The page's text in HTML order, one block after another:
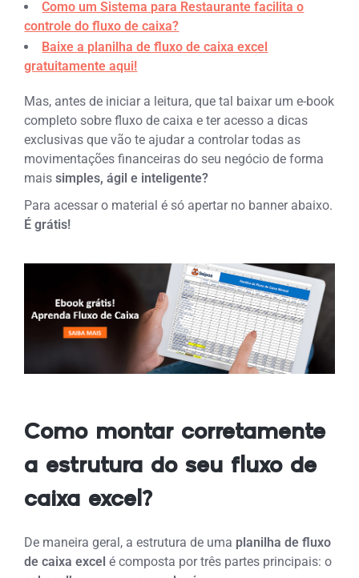
Como um Sistema para Restaurante facilita o
controle do fluxo de caixa?
Baixe a planilha de fluxo de caixa excel
gratuitamente aqui!
Mas, antes de iniciar a leitura, que tal baixar um e-book
completo sobre fluxo de caixa e ter acesso a dicas
exclusivas que vão te ajudar a controlar todas as
movimentações financeiras do seu negócio de forma
maissimples, ágil e inteligente?
Para acessar o material é só apertar no banner abaixo.
É grátis!
Como montar corretamente
a estrutura do seu fluxo de
caixa excel?
De maneira geral, a estrutura de uma planilha de fluxo
de caixa excel é composta por três partes principais: o